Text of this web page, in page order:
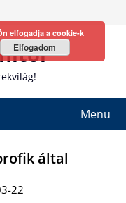
Menu
által
22
elfogadja a cookie-k
Elfogadom